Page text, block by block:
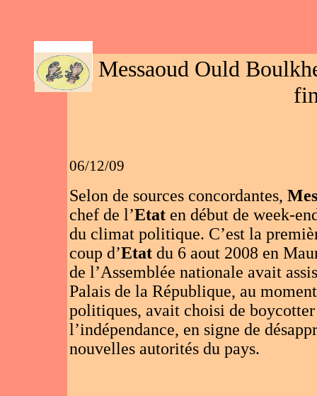
Messaoud Ould
06/12/09
Selon de sources concordantes,
chef de l’Etat en début de week-
du climat politique. C’est la
coup d’Etat du 6 aout 2008 en
de l’Assemblée nationale avait
Palais de la République, au
politiques, avait choisi de
l’indépendance, en signe de
nouvelles autorités du pays.